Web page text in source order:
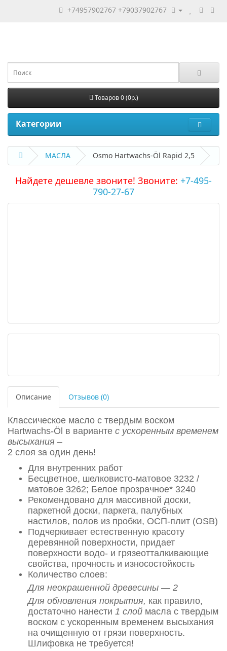
+74957902767 +79037902767
Товаров 0 (0р.)
Категории
МАСЛА Osmo Hartwachs-Öl Rapid 2,5
Найдете дешевле звоните! Звоните: +7-495-
790-27-67
Описание Отзывов (0)
Классическое масло с твердым воском
Hartwachs-Öl в варианте с ускоренным временем
высыхания –
2 слоя за один день!
Для внутренних работ
Бесцветное, шелковисто-матовое 3232 /
матовое 3262; Белое прозрачное* 3240
Рекомендовано для массивной доски,
паркетной доски, паркета, палубных
настилов, полов из пробки, ОСП‑плит (OSB)
Подчеркивает естественную красоту
деревянной поверхности, придает
поверхности водо- и грязеотталкивающие
свойства, прочность и износостойкость
Количество слоев:
Для неокрашенной древесины — 2
Для обновления покрытия, как правило,
достаточно нанести 1 слой масла с твердым
воском с ускоренным временем высыхания
на очищенную от грязи поверхность.
Шлифовка не требуется!